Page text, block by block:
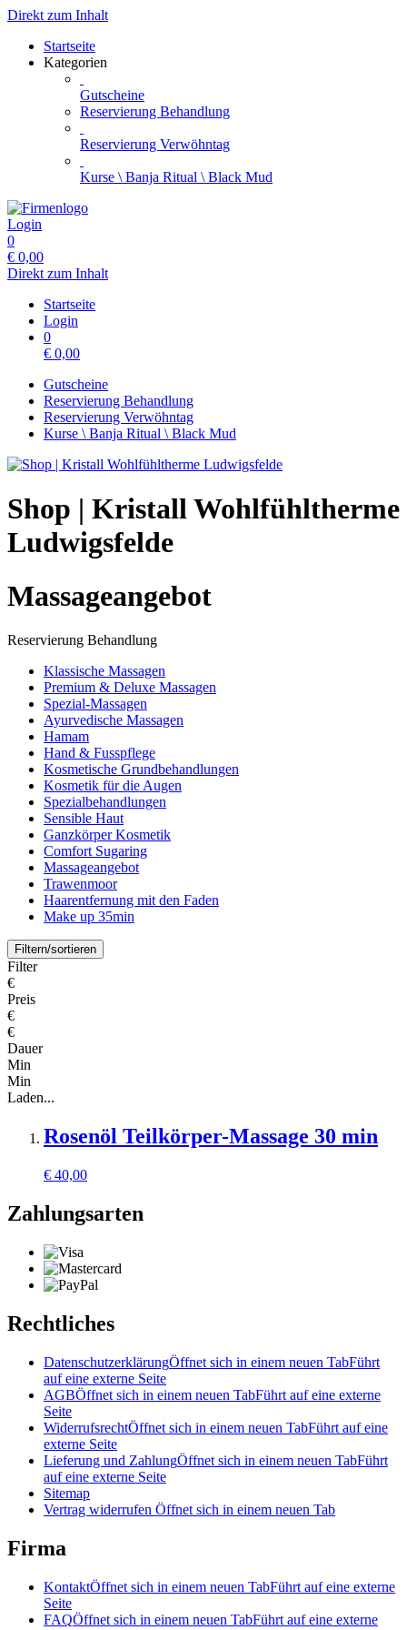
Direkt zum Inhalt
Startseite
Kategorien
Gutscheine
Reservierung Behandlung
Reservierung Verwöhntag
Kurse \ Banja Ritual \ Black Mud
Login
0
€ 0,00
Direkt zum Inhalt
Startseite
Login
0
€ 0,00
Gutscheine
Reservierung Behandlung
Reservierung Verwöhntag
Kurse \ Banja Ritual \ Black Mud
Shop | Kristall Wohlfühltherme
Ludwigsfelde
Massageangebot
Reservierung Behandlung
Klassische Massagen
Premium & Deluxe Massagen
Spezial-Massagen
Ayurvedische Massagen
Hamam
Hand & Fusspflege
Kosmetische Grundbehandlungen
Kosmetik für die Augen
Spezialbehandlungen
Sensible Haut
Ganzkörper Kosmetik
Comfort Sugaring
Massageangebot
Trawenmoor
Haarentfernung mit den Faden
Make up 35min
Filtern/sortieren
Filter
€
Preis
€
€
Dauer
Min
Min
Laden...
Rosenöl Teilkörper-Massage 30 min
€ 40,00
Zahlungsarten
Rechtliches
DatenschutzerklärungÖffnet sich in einem neuen TabFührt
auf eine externe Seite
AGBÖffnet sich in einem neuen TabFührt auf eine externe
Seite
WiderrufsrechtÖffnet sich in einem neuen TabFührt auf eine
externe Seite
Lieferung und ZahlungÖffnet sich in einem neuen TabFührt
auf eine externe Seite
Sitemap
Vertrag widerrufen Öffnet sich in einem neuen Tab
Firma
KontaktÖffnet sich in einem neuen TabFührt auf eine externe
Seite
FAQÖffnet sich in einem neuen TabFührt auf eine externe